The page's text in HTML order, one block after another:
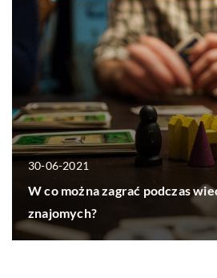
30-06-2021
W co można zagrać podczas
znajomych?